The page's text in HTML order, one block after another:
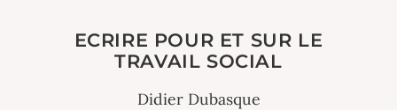
ECRIRE POUR ET SUR LE
TRAVAIL SOCIAL
Didier Dubasque